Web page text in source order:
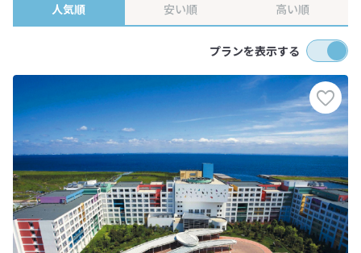
人気順 安い順 高い順
プランを表示する